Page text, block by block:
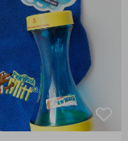
，購買前請三